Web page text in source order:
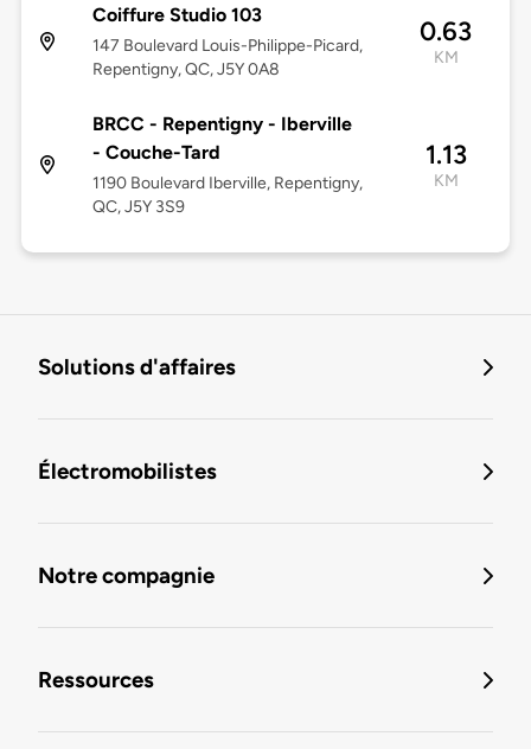
Coiffure Studio 103
147 Boulevard Louis-Philippe-Picard,
Repentigny, QC, J5Y 0A8
0.63
KM
BRCC - Repentigny - Iberville
- Couche-Tard
1190 Boulevard Iberville, Repentigny,
QC, J5Y 3S9
1.13
KM
Solutions d'affaires
Électromobilistes
Notre compagnie
Ressources